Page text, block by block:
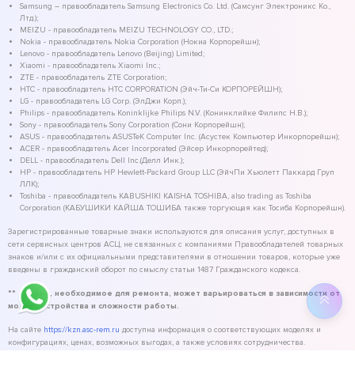
Samsung – правообладатель Samsung Electronics Co. Ltd. (Самсунг Электроникс Ко.,
Лтд.);
MEIZU - правообладатель MEIZU TECHNOLOGY CO., LTD.;
Nokia - правообладатель Nokia Corporation (Нокиа Корпорейшн);
Lenovo - правообладатель Lenovo (Beijing) Limited;
Xiaomi - правообладатель Xiaomi Inc.;
ZTE - правообладатель ZTE Corporation;
HTC - правообладатель HTC CORPORATION (Эйч-Ти-Си КОРПОРЕЙШН);
LG - правообладатель LG Corp. (ЭлДжи Корп.);
Philips - правообладатель Koninklijke Philips N.V. (Конинклийке Филипс Н.В.);
Sony - правообладатель Sony Corporation (Сони Корпорейшн);
ASUS - правообладатель ASUSTeK Computer Inc. (Асустек Компьютер Инкорпорейшн);
ACER - правообладатель Acer Incorporated (Эйсер Инкорпорейтед);
DELL - правообладатель Dell Inc.(Делл Инк.);
HP - правообладатель HP Hewlett-Packard Group LLC (ЭйчПи Хьюлетт Паккард Груп
ЛЛК);
Toshiba - правообладатель KABUSHIKI KAISHA TOSHIBA, also trading as Toshiba
Corporation (КАБУШИКИ КАЙША ТОШИБА также торгующая как Тосиба Корпорейшн).
Зарегистрированные товарные знаки используются для описания услуг, доступных в
сети сервисных центров АСЦ, не связанных с компаниями Правообладателей товарных
знаков и/или с их официальными представителями в отношении товаров, которые уже
введены в гражданский оборот по смыслу статьи 1487 Гражданского кодекса.
** - время, необходимое для ремонта, может варьироваться в зависимости от
модели устройства и сложности работы.
На сайте https://kzn.asc-rem.ru доступна информация о соответствующих моделях и
конфигурациях, ценах, возможных выгодах, а также условиях сотрудничества.